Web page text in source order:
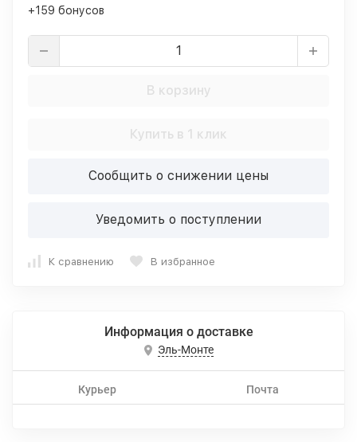
+159 бонусов
В корзину
Купить в 1 клик
Сообщить о снижении цены
Уведомить о поступлении
К сравнению В избранное
Информация о доставке
Эль-Монте
Курьер Почта